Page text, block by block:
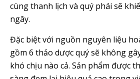
cùng thanh lịch và quý phái sẽ
ngây.
Đặc biệt với nguồn nguyên liệu
gồm 6 thảo dược quý sẽ không
khó chịu nào cả. Sản phẩm được